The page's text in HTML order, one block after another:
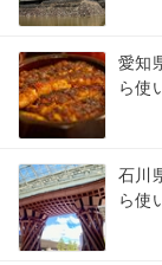
愛知
ら使
石川
ら使